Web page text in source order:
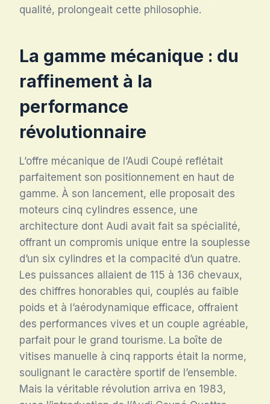
qualité, prolongeait cette philosophie.
La gamme mécanique : du
raffinement à la
performance
révolutionnaire
L’offre mécanique de l’Audi Coupé reflétait
parfaitement son positionnement en haut de
gamme. À son lancement, elle proposait des
moteurs cinq cylindres essence, une
architecture dont Audi avait fait sa spécialité,
offrant un compromis unique entre la souplesse
d’un six cylindres et la compacité d’un quatre.
Les puissances allaient de 115 à 136 chevaux,
des chiffres honorables qui, couplés au faible
poids et à l’aérodynamique efficace, offraient
des performances vives et un couple agréable,
parfait pour le grand tourisme. La boîte de
vitises manuelle à cinq rapports était la norme,
soulignant le caractère sportif de l’ensemble.
Mais la véritable révolution arriva en 1983,